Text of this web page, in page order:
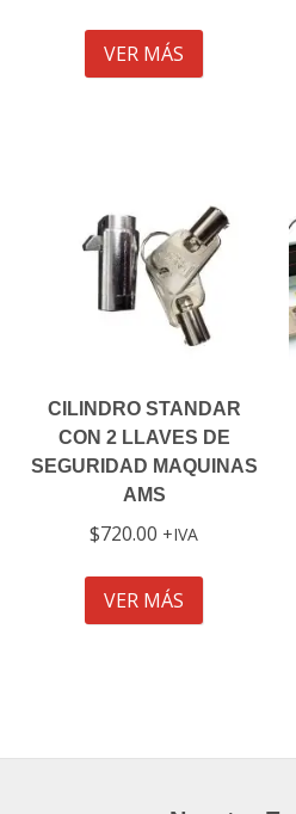
VER MÁS
CILINDRO STANDAR
CON 2 LLAVES DE
SEGURIDAD MAQUINAS
AMS
$720.00 IVA
VER MÁS